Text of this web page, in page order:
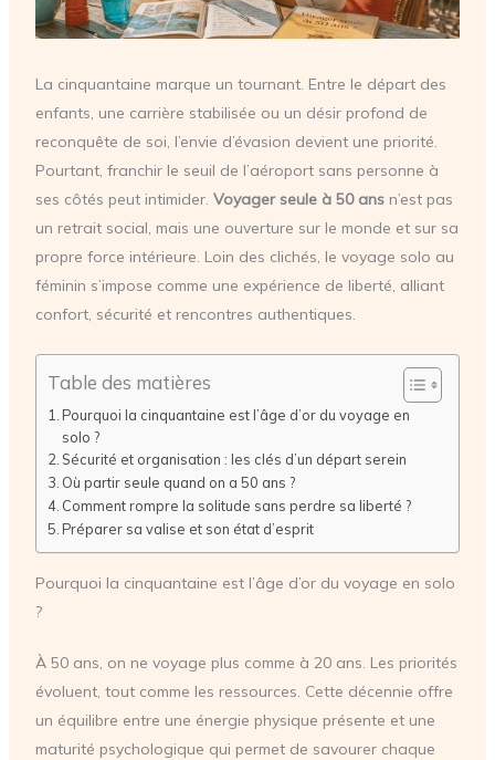
La cinquantaine marque un tournant. Entre le départ des
enfants, une carrière stabilisée ou un désir profond de
reconquête de soi, l’envie d’évasion devient une priorité.
Pourtant, franchir le seuil de l’aéroport sans personne à
ses côtés peut intimider. Voyager seule à 50 ansn’est pas
un retrait social, mais une ouverture sur le monde et sur sa
propre force intérieure. Loin des clichés, le voyage solo au
féminin s’impose comme une expérience de liberté, alliant
confort, sécurité et rencontres authentiques.
Table des matières
Pourquoi la cinquantaine est l’âge d’or du voyage en
solo ?
Sécurité et organisation : les clés d’un départ serein
Où partir seule quand on a 50 ans ?
Comment rompre la solitude sans perdre sa liberté ?
Préparer sa valise et son état d’esprit
Pourquoi la cinquantaine est l’âge d’or du voyage en solo
?
À 50 ans, on ne voyage plus comme à 20 ans. Les priorités
évoluent, tout comme les ressources. Cette décennie offre
un équilibre entre une énergie physique présente et une
maturité psychologique qui permet de savourer chaque